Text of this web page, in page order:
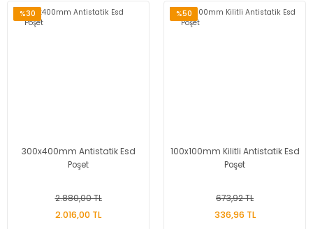
%30
300x400mm Antistatik Esd
Poşet
2.880,00 TL
2.016,00 TL
%50
100x100mm Kilitli Antistatik Esd
Poşet
673,92 TL
336,96 TL